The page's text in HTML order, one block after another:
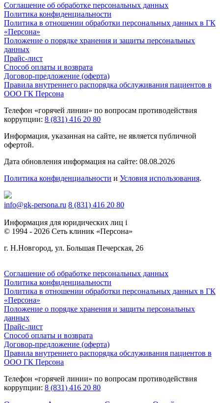
Соглашение об обработке персональных данных
Политика конфиденциальности
Политика в отношении обработки персональных данных в ГК
«Персона»
Положение о порядке хранения и защиты персональных
данных
Прайс-лист
Способ оплаты и возврата
Договор-предложение (оферта)
Правила внутреннего распорядка обслуживания пациентов в
ООО ГК Персона
Телефон «горячей линии» по вопросам противодействия
коррупции: 8 (831) 416 20 80
Информация, указанная на сайте, не является публичной
офертой.
Дата обновления информация на сайте: 08.08.2026
Политика конфиденциальности и Условия использования.
info@gk-persona.ru 8 (831) 416 20 80
Информация для юридических лиц i
© 1994 - 2026 Сеть клиник «Персона»
г. Н.Новгород, ул. Большая Печерская, 26
Соглашение об обработке персональных данных
Политика конфиденциальности
Политика в отношении обработки персональных данных в ГК
«Персона»
Положение о порядке хранения и защиты персональных
данных
Прайс-лист
Способ оплаты и возврата
Договор-предложение (оферта)
Правила внутреннего распорядка обслуживания пациентов в
ООО ГК Персона
Телефон «горячей линии» по вопросам противодействия
коррупции: 8 (831) 416 20 80